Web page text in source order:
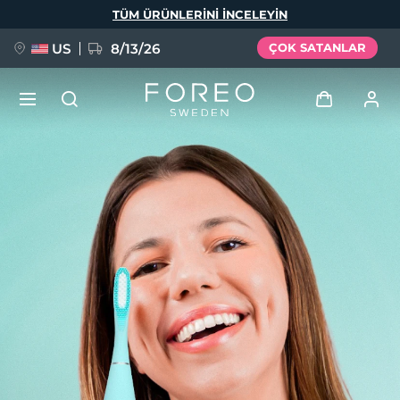
TÜM ÜRÜNLERINI INCELEYIN
US 8/13/26 ÇOK SATANLAR
Kullanici profi̇li̇
Cihazlarım
Siparişlerim
Adresim
Aboneliklerim
FAQ™ Pure Beauty-Tech Elixir
BREAKING NEWS
issa™ Teeth Whitening Set
Dil Seçimi
Deutsch
Español
Français
Italiano
Português
Svenska
Русский
简体中文 繁體中文